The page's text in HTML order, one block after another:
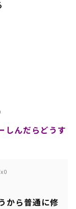
しんだらどうす
から普通に修